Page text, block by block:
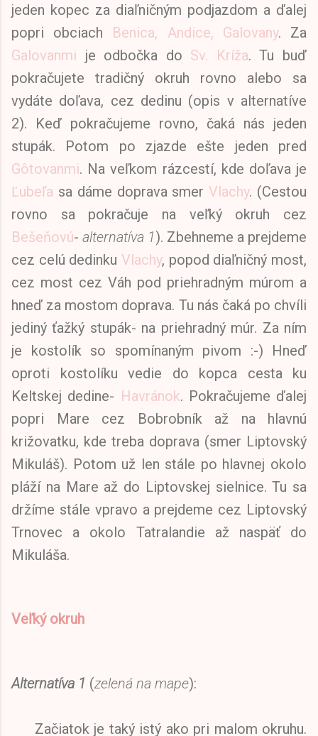
jeden kopec za diaľničným podjazdom a ďalej
popri obciach Benica, Andice, Galovany. Za
Galovanmi je odbočka do Sv. Kríža. Tu buď
pokračujete tradičný okruh rovno alebo sa
vydáte doľava, cez dedinu (opis v alternatíve
2). Keď pokračujeme rovno, čaká nás jeden
stupák. Potom po zjazde ešte jeden pred
Gôtovanmi. Na veľkom rázcestí, kde doľava je
Ľubeľa sa dáme doprava smerVlachy. (Cestou
rovno sa pokračuje na veľký okruh cez
Bešeňovú- alternatíva 1). Zbehneme a prejdeme
cez celú dedinku Vlachy, popod diaľničný most,
cez most cez Váh pod priehradným múrom a
hneď za mostom doprava. Tu nás čaká po chvíli
jediný ťažký stupák- na priehradný múr. Za ním
je kostolík so spomínaným pivom :-) Hneď
oproti kostolíku vedie do kopca cesta ku
Keltskej dedine- Havránok. Pokračujeme ďalej
popri Mare cez Bobrobník až na hlavnú
križovatku, kde treba doprava (smer Liptovský
Mikuláš). Potom už len stále po hlavnej okolo
pláží na Mare až do Liptovskej sielnice. Tu sa
držíme stále vpravo a prejdeme cez Liptovský
Trnovec a okolo Tatralandie až naspäť do
Mikuláša.
Veľký okruh
Alternatíva 1 (zelená na mape):
Začiatok je taký istý ako pri malom okruhu.